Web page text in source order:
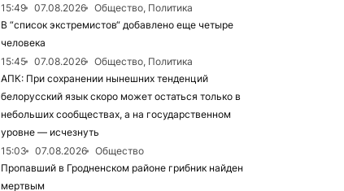
15:49
07.08.2026
Общество, Политика
В “список экстремистов“ добавлено еще четыре
человека
15:45
07.08.2026
Общество, Политика
АПК: При сохранении нынешних тенденций
белорусский язык скоро может остаться только в
небольших сообществах, а на государственном
уровне — исчезнуть
15:03
07.08.2026
Общество
Пропавший в Гродненском районе грибник найден
мертвым